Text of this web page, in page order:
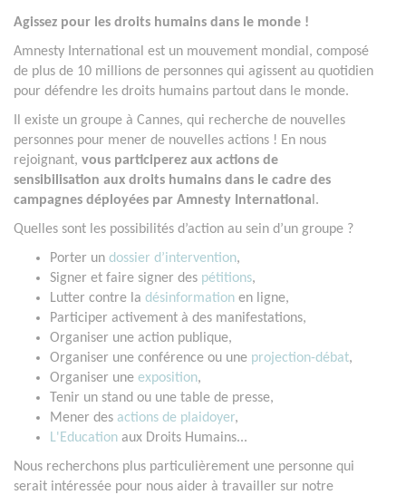
Agissez pour les droits humains dans le monde !
Amnesty International est un mouvement mondial, composé
de plus de 10 millions de personnes qui agissent au quotidien
pour défendre les droits humains partout dans le monde.
Il existe un groupe à Cannes, qui recherche de nouvelles
personnes pour mener de nouvelles actions ! En nous
rejoignant, vous participerez aux actions de
sensibilisation aux droits humains dans le cadre des
campagnes déployées par Amnesty Internationa l.
Quelles sont les possibilités d’action au sein d’un groupe ?
Porter un dossier d’intervention,
Signer et faire signer des pétitions,
Lutter contre la désinformation en ligne,
Participer activement à des manifestations,
Organiser une action publique,
Organiser une conférence ou une projection-débat,
Organiser une exposition,
Tenir un stand ou une table de presse,
Mener des actions de plaidoyer,
L'Education aux Droits Humains...
Nous recherchons plus particulièrement une personne qui
serait intéressée pour nous aider à travailler sur notre